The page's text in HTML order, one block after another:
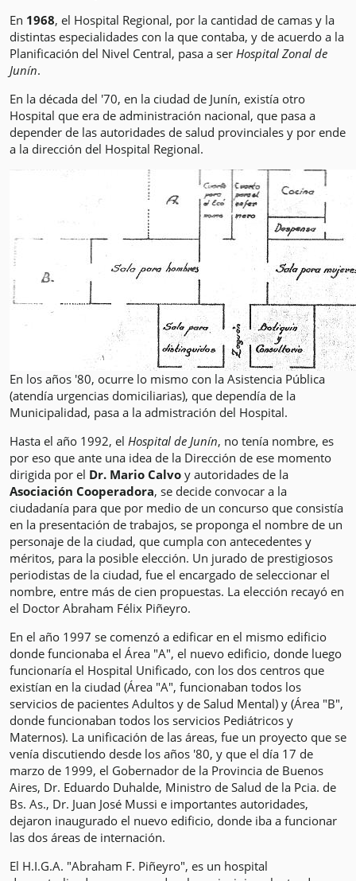
En 1968, el Hospital Regional, por la cantidad de camas y la
distintas especialidades con la que contaba, y de acuerdo a la
Planificación del Nivel Central, pasa a ser Hospital Zonal de
Junín.
En la década del '70, en la ciudad de Junín, existía otro
Hospital que era de administración nacional, que pasa a
depender de las autoridades de salud provinciales y por ende
a la dirección del Hospital Regional.
En los años '80, ocurre lo mismo con la Asistencia Pública
(atendía urgencias domiciliarias), que dependía de la
Municipalidad, pasa a la admistración del Hospital.
Hasta el año 1992, el Hospital de Junín, no tenía nombre, es
por eso que ante una idea de la Dirección de ese momento
dirigida por el Dr. Mario Calvo y autoridades de la
Asociación Cooperadora, se decide convocar a la
ciudadanía para que por medio de un concurso que consistía
en la presentación de trabajos, se proponga el nombre de un
personaje de la ciudad, que cumpla con antecedentes y
méritos, para la posible elección. Un jurado de prestigiosos
periodistas de la ciudad, fue el encargado de seleccionar el
nombre, entre más de cien propuestas. La elección recayó en
el Doctor Abraham Félix Piñeyro.
En el año 1997 se comenzó a edificar en el mismo edificio
donde funcionaba el Área "A", el nuevo edificio, donde luego
funcionaría el Hospital Unificado, con los dos centros que
existían en la ciudad (Área "A", funcionaban todos los
servicios de pacientes Adultos y de Salud Mental) y (Área "B",
donde funcionaban todos los servicios Pediátricos y
Maternos). La unificación de las áreas, fue un proyecto que se
venía discutiendo desde los años '80, y que el día 17 de
marzo de 1999, el Gobernador de la Provincia de Buenos
Aires, Dr. Eduardo Duhalde, Ministro de Salud de la Pcia. de
Bs. As., Dr. Juan José Mussi e importantes autoridades,
dejaron inaugurado el nuevo edificio, donde iba a funcionar
las dos áreas de internación.
El H.I.G.A. "Abraham F. Piñeyro", es un hospital